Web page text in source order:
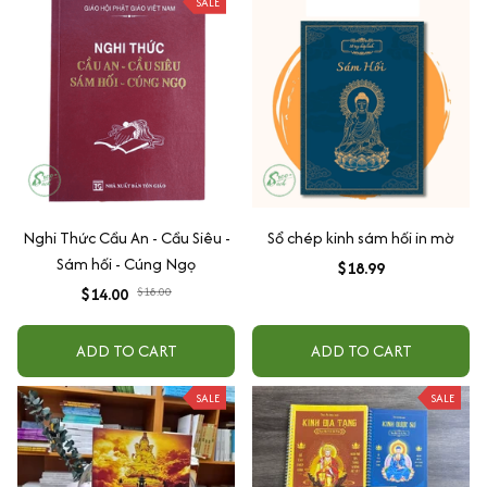
Nghi Thức Cầu An - Cầu Siêu -
Sám hối - Cúng Ngọ
$14.00 $18.00
ADD TO CART
Sổ chép kinh sám hối in mờ
$18.99
ADD TO CART
SALE SALE